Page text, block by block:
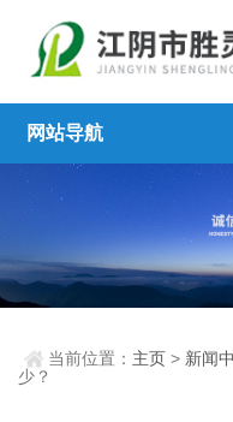
网站导航
当前位置： 主页 > 新闻
少？